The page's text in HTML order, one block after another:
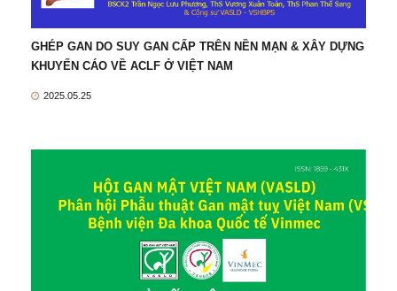
GHÉP GAN DO SUY GAN CẤP TRÊN NỀN MẠN & XÂY DỰNG
KHUYẾN CÁO VỀ ACLF Ở VIỆT NAM
2025.05.25